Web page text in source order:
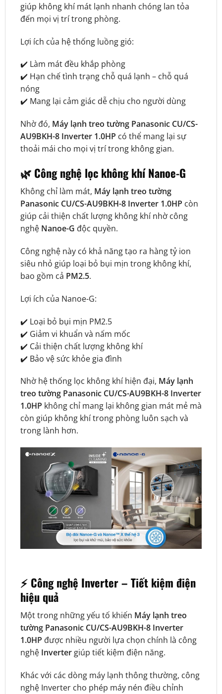
giúp không khí mát lạnh nhanh chóng lan tỏa
đến mọi vị trí trong phòng.
Lợi ích của hệ thống luồng gió:
✔️ Làm mát đều khắp phòng
✔️ Hạn chế tình trạng chỗ quá lạnh – chỗ quá
nóng
✔️ Mang lại cảm giác dễ chịu cho người dùng
Nhờ đó, Máy lạnh treo tường Panasonic CU/CS-
AU9BKH-8 Inverter 1.0HP có thể mang lại sự
thoải mái cho mọi vị trí trong không gian.
🌿 Công nghệ lọc không khí Nanoe-G
Không chỉ làm mát, Máy lạnh treo tường
Panasonic CU/CS-AU9BKH-8 Inverter 1.0HP còn
giúp cải thiện chất lượng không khí nhờ công
nghệ Nanoe-G độc quyền.
Công nghệ này có khả năng tạo ra hàng tỷ ion
siêu nhỏ giúp loại bỏ bụi mịn trong không khí,
bao gồm cả PM2.5.
Lợi ích của Nanoe-G:
✔️ Loại bỏ bụi mịn PM2.5
✔️ Giảm vi khuẩn và nấm mốc
✔️ Cải thiện chất lượng không khí
✔️ Bảo vệ sức khỏe gia đình
Nhờ hệ thống lọc không khí hiện đại, Máy lạnh
treo tường Panasonic CU/CS-AU9BKH-8 Inverter
1.0HP không chỉ mang lại không gian mát mẻ mà
còn giúp không khí trong phòng luôn sạch và
trong lành hơn.
⚡ Công nghệ Inverter – Tiết kiệm điện
hiệu quả
Một trong những yếu tố khiến Máy lạnh treo
tường Panasonic CU/CS-AU9BKH-8 Inverter
1.0HP được nhiều người lựa chọn chính là công
nghệ Invertergiúp tiết kiệm điện năng.
Khác với các dòng máy lạnh thông thường, công
nghệ Inverter cho phép máy nén điều chỉnh